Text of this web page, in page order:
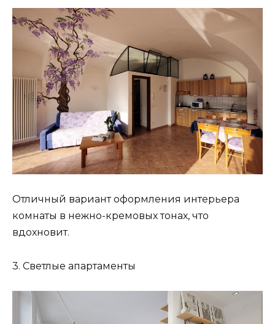
Отличный вариант оформления интерьера
комнаты в нежно-кремовых тонах, что
вдохновит.
3. Светлые апартаменты